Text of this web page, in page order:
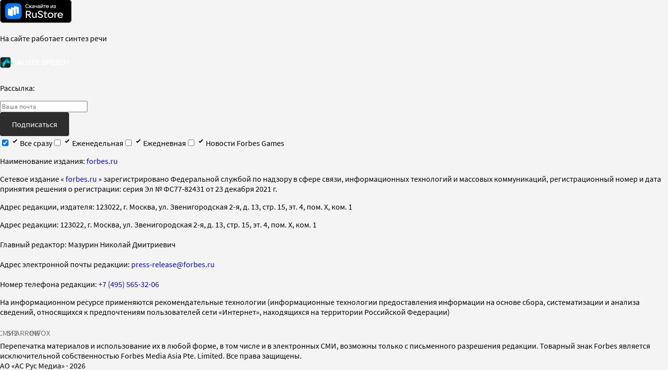
На сайте работает синтез речи
Рассылка:
Подписаться
Все сразу
Еженедельная Ежедневная
Новости Forbes Games
Наименование издания: forbes.ru
Cетевое издание « forbes.ru » зарегистрировано Федеральной службой по надзору в сфере связи, информационных технологий и массовых коммуникаций, регистрационный номер и дата
принятия решения о регистрации: серия Эл № ФС77-82431 от 23 декабря 2021 г.
Адрес редакции, издателя: 123022, г. Москва, ул. Звенигородская 2-я, д. 13, стр. 15, эт. 4, пом. X, ком. 1
Адрес редакции: 123022, г. Москва, ул. Звенигородская 2-я, д. 13, стр. 15, эт. 4, пом. X, ком. 1
Главный редактор: Мазурин Николай Дмитриевич
Адрес электронной почты редакции: press-release@forbes.ru
Номер телефона редакции: +7 (495) 565-32-06
На информационном ресурсе применяются рекомендательные технологии (информационные технологии предоставления информации на основе сбора, систематизации и анализа
сведений, относящихся к предпочтениям пользователей сети «Интернет», находящихся на территории Российской Федерации)
SPARROWINFOX
Перепечатка материалов и использование их в любой форме, в том числе и в электронных СМИ, возможны только с письменного разрешения редакции. Товарный знак Forbes является
исключительной собственностью Forbes Media Asia Pte. Limited. Все права защищены.
AO «АС Рус Медиа» · 2026